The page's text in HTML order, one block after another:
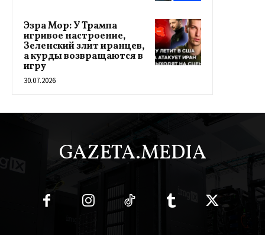
Эзра Мор: У Трампа
игривое настроение,
Зеленский злит иранцев,
а курды возвращаются в
игру
30.07.2026
GAZETA.MEDIA